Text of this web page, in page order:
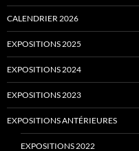
CALENDRIER 2026
EXPOSITIONS 2025
EXPOSITIONS 2024
EXPOSITIONS 2023
EXPOSITIONS ANTÉRIEURES
EXPOSITIONS 2022